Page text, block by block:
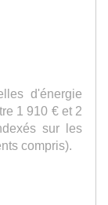
d'énergie
1 910 € et 2
sur les
compris).